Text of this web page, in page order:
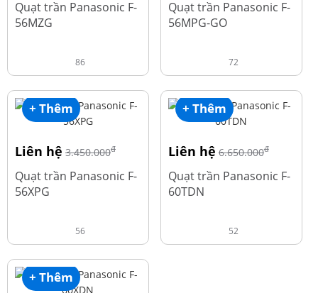
Quạt trần Panasonic F-
56MZG
86
Quạt trần Panasonic F-
56MPG-GO
72
+ Thêm
Liên hệ 3.450.000đ
Quạt trần Panasonic F-
56XPG
56
+ Thêm
Liên hệ 6.650.000đ
Quạt trần Panasonic F-
60TDN
52
+ Thêm